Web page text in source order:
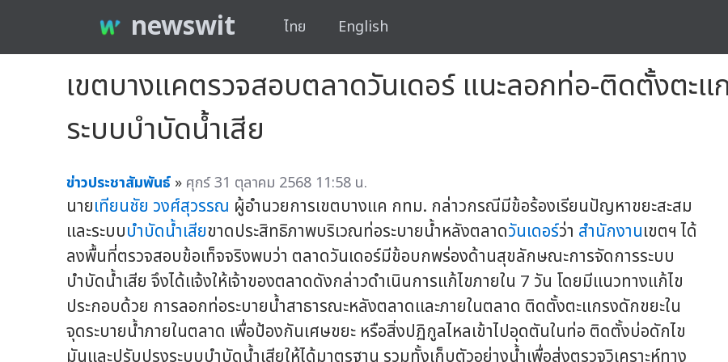
newswit ไทย English
เขตบางแคตรวจสอบตลาดวันเดอร์ แนะลอกท่อ-ติดตั้งตะ
ระบบบำบัดน้ำเสีย
ข่าวประชาสัมพันธ์ » ศุกร์ 31 ตุลาคม 2568 11:58 น.
นายเทียนชัย วงศ์สุวรรณ ผู้อำนวยการเขตบางแค กทม. กล่าวกรณีมีข้อร้องเรียนปัญหาขยะสะสม
และระบบบำบัดน้ำเสียขาดประสิทธิภาพบริเวณท่อระบายน้ำหลังตลาดวันเดอร์ว่า สำนักงานเขตฯ ได้
ลงพื้นที่ตรวจสอบข้อเท็จจริงพบว่า ตลาดวันเดอร์มีข้อบกพร่องด้านสุขลักษณะการจัดการระบบ
บำบัดน้ำเสีย จึงได้แจ้งให้เจ้าของตลาดดังกล่าวดำเนินการแก้ไขภายใน 7 วัน โดยมีแนวทางแก้ไข
ประกอบด้วย การลอกท่อระบายน้ำสาธารณะหลังตลาดและภายในตลาด ติดตั้งตะแกรงดักขยะใน
จุดระบายน้ำภายในตลาด เพื่อป้องกันเศษขยะ หรือสิ่งปฏิกูลไหลเข้าไปอุดตันในท่อ ติดตั้งบ่อดักไข
มันและปรับปรุงระบบบำบัดน้ำเสียให้ได้มาตรฐาน รวมทั้งเก็บตัวอย่างน้ำเพื่อส่งตรวจวิเคราะห์ทาง